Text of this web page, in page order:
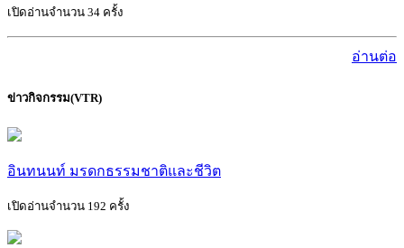
เปิดอ่านจำนวน 34 ครั้ง
อ่านต่อ
ข่าวกิจกรรม(VTR)
อินทนนท์ มรดกธรรมชาติและชีวิต
เปิดอ่านจำนวน 192 ครั้ง